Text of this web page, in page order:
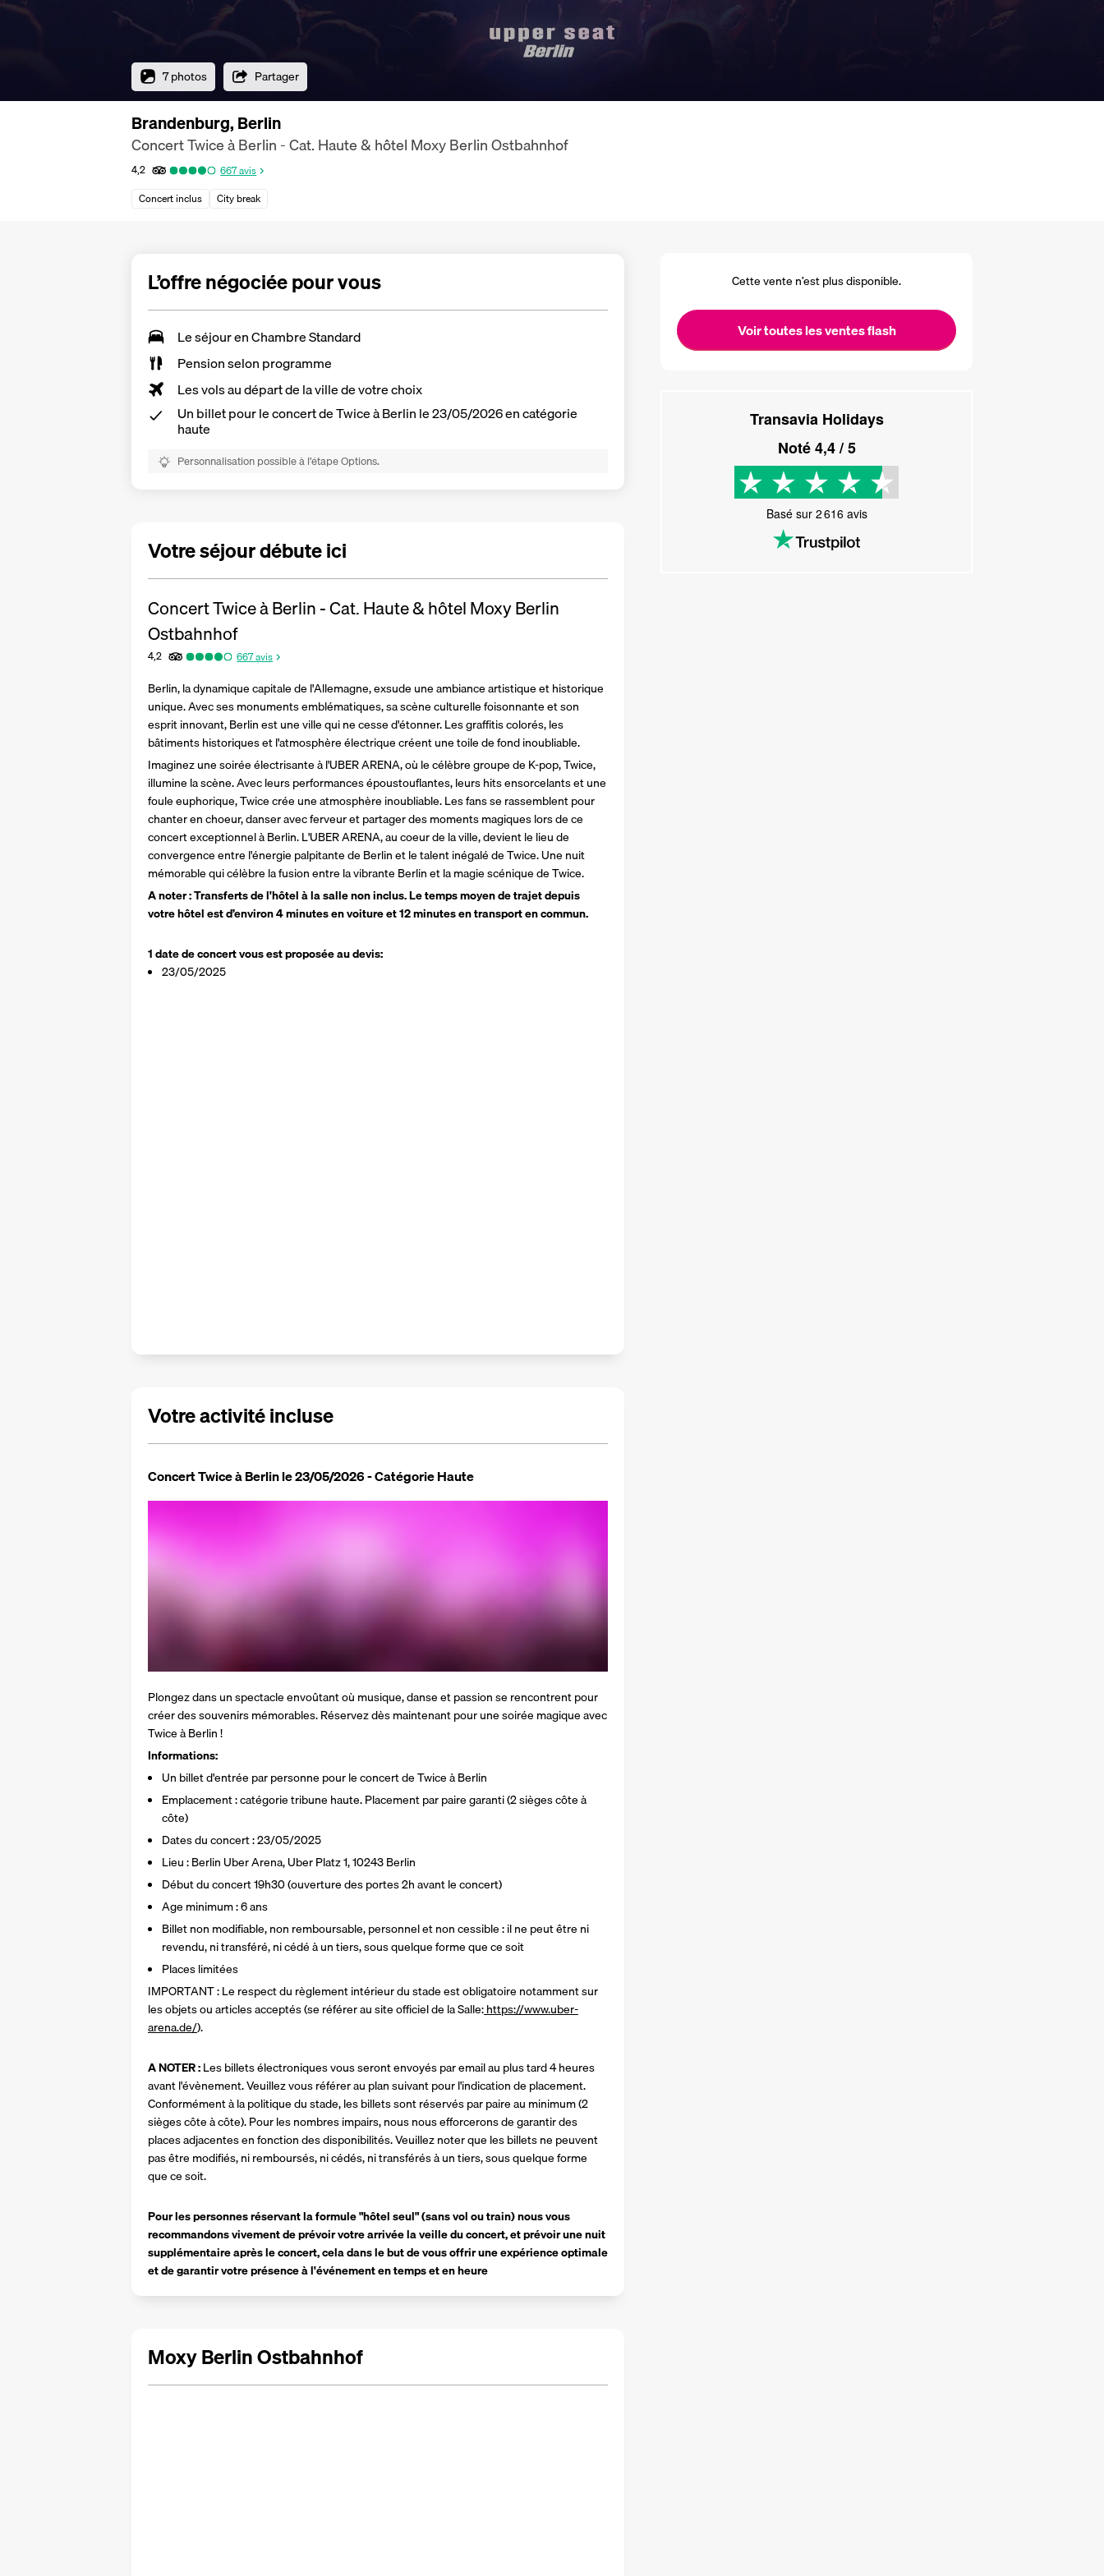
7 photos Partager
Brandenburg, Berlin
Concert Twice à Berlin - Cat. Haute & hôtel Moxy Berlin Ostbahnhof
4,2 667avis
Concert inclus
City break
Cette vente n’est plus disponible.
Voir toutes les ventes flash
Transavia Holidays
Noté4,4/ 5
Basé sur 2 616avis
L’offre négociée pour vous
Le séjour en Chambre Standard
Pension selon programme
Les vols au départ de la ville de votre choix
Un billet pour le concert de Twice à Berlin le 23/05/2026 en catégorie
haute
Personnalisation possible à l’étape Options.
Votre séjour débute ici
Concert Twice à Berlin - Cat. Haute & hôtel Moxy Berlin
Ostbahnhof
4,2 667avis
Berlin, la dynamique capitale de l'Allemagne, exsude une ambiance artistique et historique
unique. Avec ses monuments emblématiques, sa scène culturelle foisonnante et son
esprit innovant, Berlin est une ville qui ne cesse d'étonner. Les graffitis colorés, les
bâtiments historiques et l'atmosphère électrique créent une toile de fond inoubliable.
Imaginez une soirée électrisante à l'UBER ARENA, où le célèbre groupe de K-pop, Twice,
illumine la scène. Avec leurs performances époustouflantes, leurs hits ensorcelants et une
foule euphorique, Twice crée une atmosphère inoubliable. Les fans se rassemblent pour
chanter en choeur, danser avec ferveur et partager des moments magiques lors de ce
concert exceptionnel à Berlin. L'UBER ARENA, au coeur de la ville, devient le lieu de
convergence entre l'énergie palpitante de Berlin et le talent inégalé de Twice. Une nuit
mémorable qui célèbre la fusion entre la vibrante Berlin et la magie scénique de Twice.
A noter : Transferts de l'hôtel à la salle non inclus. Le temps moyen de trajet depuis
votre hôtel est d’environ 4 minutes en voiture et 12 minutes en transport en commun.
1 date de concert vous est proposée au devis:
23/05/2025
Votre activité incluse
Concert Twice à Berlin le 23/05/2026 - Catégorie Haute
Plongez dans un spectacle envoûtant où musique, danse et passion se rencontrent pour
créer des souvenirs mémorables. Réservez dès maintenant pour une soirée magique avec
Twice à Berlin !
Informations:
Un billet d'entrée par personne pour le concert de Twice à Berlin
Emplacement : catégorie tribune haute. Placement par paire garanti (2 sièges côte à
côte)
Dates du concert : 23/05/2025
Lieu : Berlin Uber Arena, Uber Platz 1, 10243 Berlin
Début du concert 19h30 (ouverture des portes 2h avant le concert)
Age minimum : 6 ans
Billet non modifiable, non remboursable, personnel et non cessible : il ne peut être ni
revendu, ni transféré, ni cédé à un tiers, sous quelque forme que ce soit
Places limitées
IMPORTANT : Le respect du règlement intérieur du stade est obligatoire notamment sur
les objets ou articles acceptés (se référer au site officiel de la Salle: https://www.uber-
arena.de/).
A NOTER : Les billets électroniques vous seront envoyés par email au plus tard 4 heures
avant l'évènement. Veuillez vous référer au plan suivant pour l'indication de placement.
Conformément à la politique du stade, les billets sont réservés par paire au minimum (2
sièges côte à côte). Pour les nombres impairs, nous nous efforcerons de garantir des
places adjacentes en fonction des disponibilités. Veuillez noter que les billets ne peuvent
pas être modifiés, ni remboursés, ni cédés, ni transférés à un tiers, sous quelque forme
que ce soit.
Pour les personnes réservant la formule "hôtel seul" (sans vol ou train) nous vous
recommandons vivement de prévoir votre arrivée la veille du concert, et prévoir une nuit
supplémentaire après le concert, cela dans le but de vous offrir une expérience optimale
et de garantir votre présence à l'événement en temps et en heure
Moxy Berlin Ostbahnhof